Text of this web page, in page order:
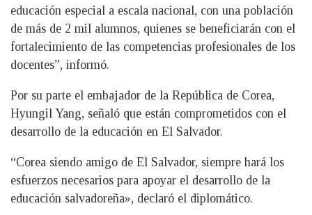
educación especial a escala nacional, con una población
de más de 2 mil alumnos, quienes se beneficiarán con el
fortalecimiento de las competencias profesionales de los
docentes”, informó.
Por su parte el embajador de la República de Corea,
Hyungil Yang, señaló que están comprometidos con el
desarrollo de la educación en El Salvador.
“Corea siendo amigo de El Salvador, siempre hará los
esfuerzos necesarios para apoyar el desarrollo de la
educación salvadoreña», declaró el diplomático.